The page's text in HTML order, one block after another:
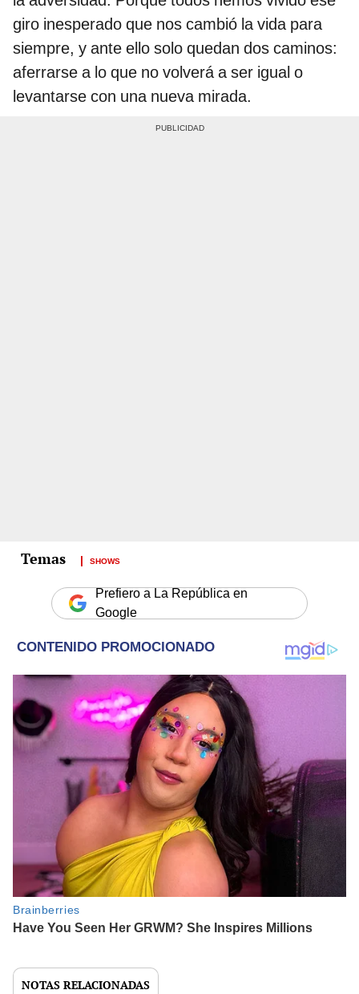
giro inesperado que nos cambió la vida para
siempre, y ante ello solo quedan dos caminos:
aferrarse a lo que no volverá a ser igual o
levantarse con una nueva mirada.
SHOWS
Prefiero a La República en
Google
NOTAS RELACIONADAS